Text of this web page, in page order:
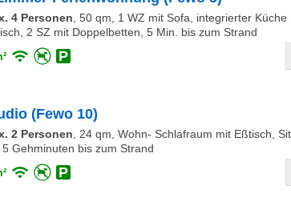
4 Personen 50 qm, 1 WZ mit Sofa, integrierter Küche
2 SZ mit Doppelbetten, 5 Min. bis zum Strand
(Fewo 10)
2 Personen
24 qm, Wohn- Schlafraum mit Eßtisch,
5 Gehminuten bis zum Strand